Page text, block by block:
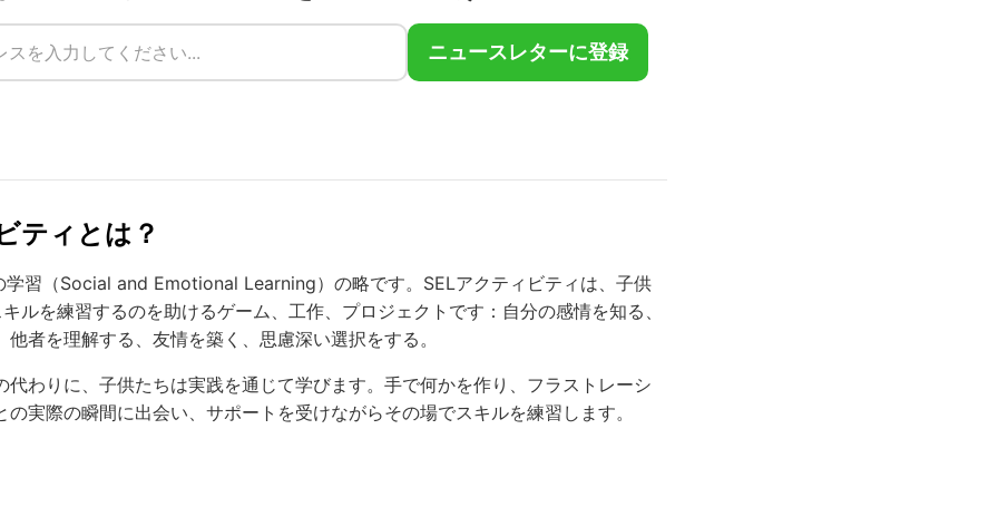
ニュースレターに登録
ティとは？
学習（Social and Emotional Learning）の略です。SELアクティビティは、子供
ルを練習するのを助けるゲーム、工作、プロジェクトです：自分の感情を知る、
者を理解する、友情を築く、思慮深い選択をする。
代わりに、子供たちは実践を通じて学びます。手で何かを作り、フラストレーシ
実際の瞬間に出会い、サポートを受けながらその場でスキルを練習します。